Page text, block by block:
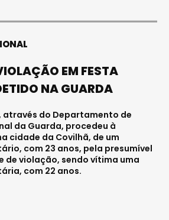
EM FESTA
NA GUARDA
através do Departamento de
da Guarda, procedeu à
cidade da Covilhã, de um
com 23 anos, pela presumível
de violação, sendo vítima uma
com 22 anos.